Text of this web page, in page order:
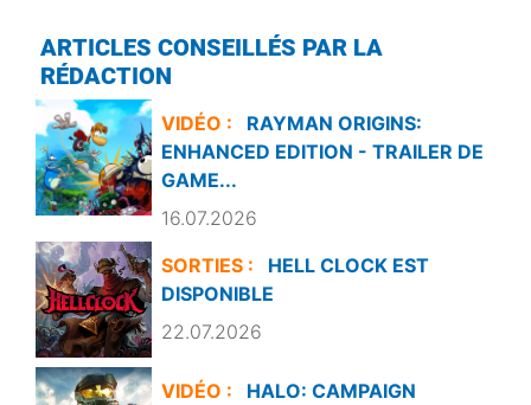
ARTICLES CONSEILLÉS PAR LA
RÉDACTION
VIDÉO :
RAYMAN ORIGINS:
ENHANCED EDITION - TRAILER DE
GAME...
16.07.2026
SORTIES :
HELL CLOCK EST
DISPONIBLE
22.07.2026
VIDÉO :
HALO: CAMPAIGN